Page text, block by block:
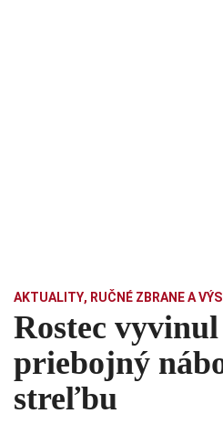
AKTUALITY, RUČNÉ ZBRANE A
Rostec
priebojný
streľbu